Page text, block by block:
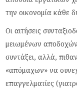
την οικονομία κάθε
Οι αιτήσεις
μειωμένων
συντάξει, αλλά,
«απόμαχων» να
επαγγελματίες